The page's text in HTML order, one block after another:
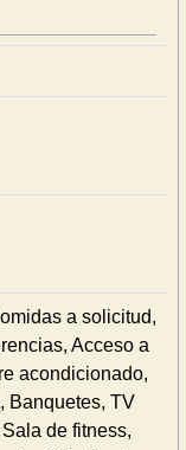
a solicitud,
Acceso a
acondicionado,
Banquetes, TV
de fitness,